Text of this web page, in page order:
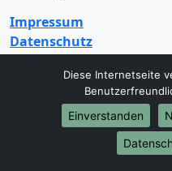
Impressum
Datenschutz
Umzugsservice
Umzugsservice
Diese Internetseite
Einverstanden